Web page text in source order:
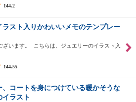
144.2
ラスト入りかわいいメモのテンプレー
ざいます。 こちらは、ジュエリーのイラスト入
144.55
、コートを身につけている暖かそうな
イラスト